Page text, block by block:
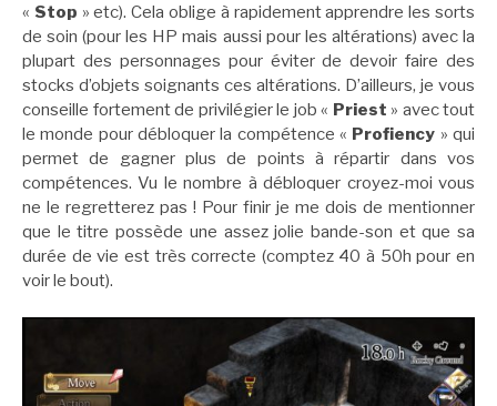
« Stop » etc). Cela oblige à rapidement apprendre les sorts
de soin (pour les HP mais aussi pour les altérations) avec la
plupart des personnages pour éviter de devoir faire des
stocks d’objets soignants ces altérations. D’ailleurs, je vous
conseille fortement de privilégier le job « Priest » avec tout
le monde pour débloquer la compétence « Profiency » qui
permet de gagner plus de points à répartir dans vos
compétences. Vu le nombre à débloquer croyez-moi vous
ne le regretterez pas ! Pour finir je me dois de mentionner
que le titre possède une assez jolie bande-son et que sa
durée de vie est très correcte (comptez 40 à 50h pour en
voir le bout).